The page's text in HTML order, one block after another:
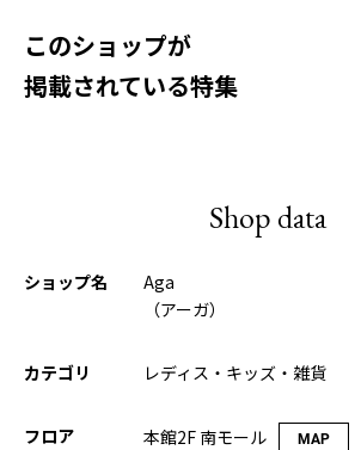
このショップが
掲載されている特集
Shop data
ショップ名
Aga
（アーガ）
カテゴリ レディス・キッズ・雑貨
フロア 本館2F 南モール MAP